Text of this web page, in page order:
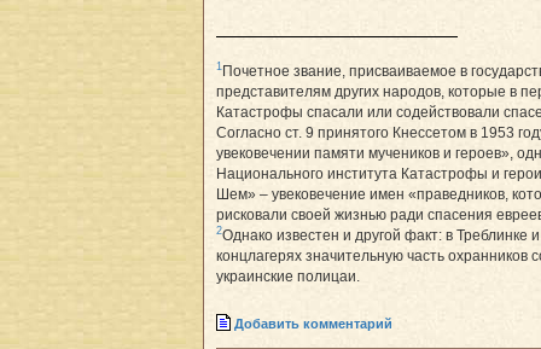
1Почетное звание, присваиваемое в
представителям других народов, которые в
Катастрофы спасали или содействовали
Согласно ст. 9 принятого Кнессетом в 1953
увековечении памяти мучеников и героев»,
Национального института Катастрофы и
Шем» – увековечение имен «праведников,
рисковали своей жизнью ради спасения
2Однако известен и другой факт: в Треблинке и
концлагерях значительную часть охранников
украинские полицаи.
Добавить комментарий